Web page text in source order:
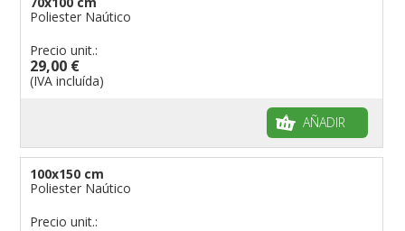
banderas para bicicletas
Banderas para tiendas
banderas para Palios
Banderas para embajadas
banderas para parques
banderas para grupos musicales
Poliester Naútico
Precio unit.:
29,00 €
(IVA incluída)
AÑADIR
100x150 cm
Poliester Naútico
Precio unit.: